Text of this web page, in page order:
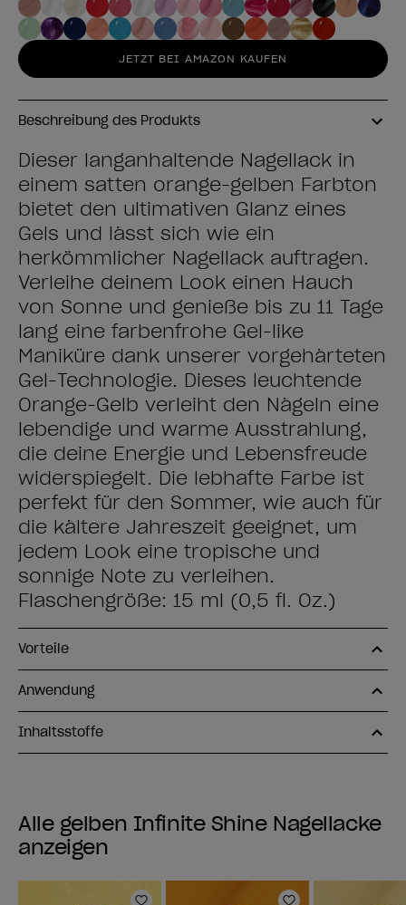
JETZT BEI AMAZON KAUFEN
Beschreibung des Produkts
Dieser langanhaltende Nagellack in
einem satten orange-gelben Farbton
bietet den ultimativen Glanz eines
Gels und lässt sich wie ein
herkömmlicher Nagellack auftragen.
Verleihe deinem Look einen Hauch
von Sonne und genieße bis zu 11 Tage
lang eine farbenfrohe Gel-like
Maniküre dank unserer vorgehärteten
Gel-Technologie. Dieses leuchtende
Orange-Gelb verleiht den Nägeln eine
lebendige und warme Ausstrahlung,
die deine Energie und Lebensfreude
widerspiegelt. Die lebhafte Farbe ist
perfekt für den Sommer, wie auch für
die kältere Jahreszeit geeignet, um
jedem Look eine tropische und
sonnige Note zu verleihen.
Flaschengröße: 15 ml (0,5 fl. Oz.)
Vorteile
Anwendung
Inhaltsstoffe
Alle gelben Infinite Shine Nagellacke
anzeigen